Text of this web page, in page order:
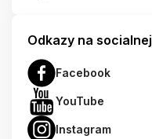
Odkazy na
Facebook
YouTube
Instagram